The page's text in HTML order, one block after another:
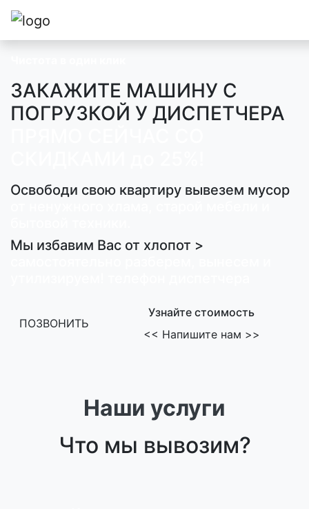
ЗАКАЖИТЕ МАШИНУ С
ПОГРУЗКОЙ У ДИСПЕТЧЕРА
Освободи свою квартиру вывезем мусор
Мы избавим Вас от хлопот >
ПОЗВОНИТЬ
Узнайте стоимость
<< Напишите нам >>
Наши услуги
Что мы вывозим?